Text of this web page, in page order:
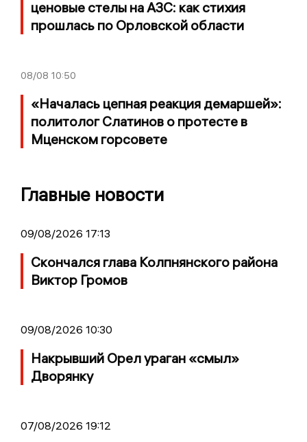
ценовые стелы на АЗС: как стихия
прошлась по Орловской области
08/08 10:50
«Началась цепная реакция демаршей»:
политолог Слатинов о протесте в
Мценском горсовете
Главные новости
09/08/2026 17:13
Скончался глава Колпнянского района
Виктор Громов
09/08/2026 10:30
Накрывший Орел ураган «смыл»
Дворянку
07/08/2026 19:12